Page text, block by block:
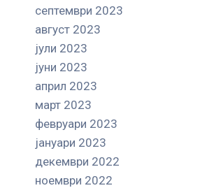
септември 2023
август 2023
јули 2023
јуни 2023
април 2023
март 2023
февруари 2023
јануари 2023
декември 2022
ноември 2022